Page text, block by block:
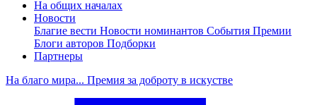
На общих началах
Новости
Благие вести Новости номинантов События Премии
Блоги авторов Подборки
Партнеры
На благо мира... Премия за доброту в искустве